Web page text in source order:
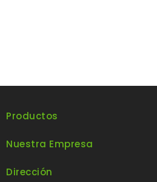
Productos
Nuestra Empresa
Dirección